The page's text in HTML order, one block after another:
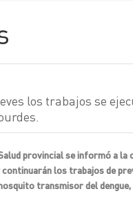
los trabajos se
provincial se informó a la
los trabajos de
transmisor del dengue,